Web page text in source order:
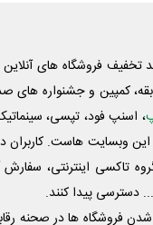
فروشگاه های
کمپین و جشنواره های
، اسنپ فود، تپسی،
این وبسایت ‌هاست. کاربران
اینترنتی، سفارش
دسترسی پیدا کنند.
شدن فروشگاه ها در صحنه